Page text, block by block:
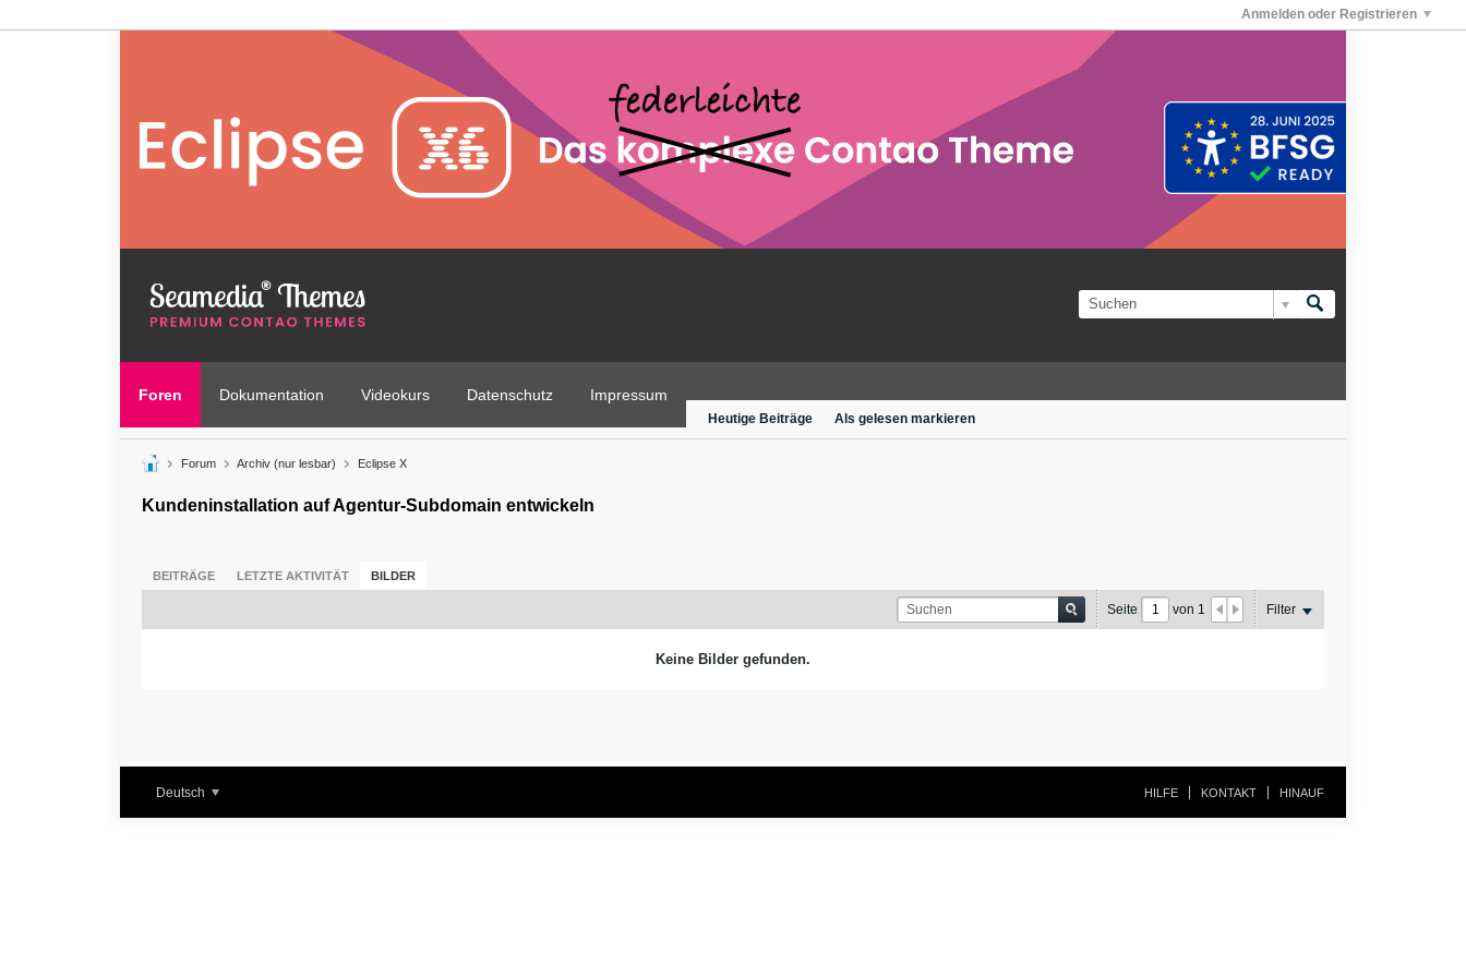
Anmelden oder Registrieren
Foren Dokumentation Videokurs Datenschutz Impressum
Heutige Beiträge Als gelesen markieren
Forum Archiv (nur lesbar) Eclipse X
Kundeninstallation auf Agentur-Subdomain entwickeln
BEITRÄGE LETZTE AKTIVITÄT BILDER
Seite von 1 Filter
Keine Bilder gefunden.
Deutsch HILFE KONTAKT HINAUF